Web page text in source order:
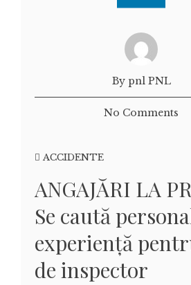
By pnl PNL
No Comments
ACCIDENTE
ANGAJĂRI LA
Se caută
experiență
de inspector